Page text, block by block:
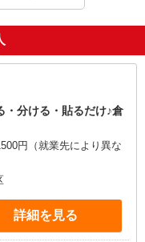
・分ける・貼るだけ♪倉
円（就業先により異な
詳細を見る